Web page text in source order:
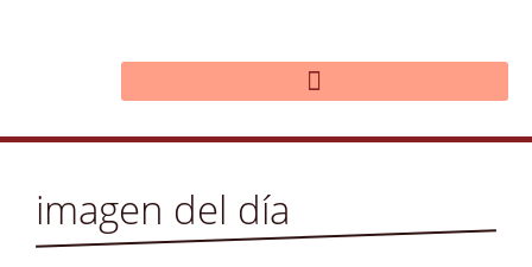
imagen del día